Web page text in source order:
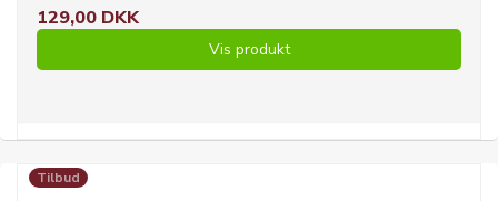
129,00 DKK
Vis produkt
Tilbud